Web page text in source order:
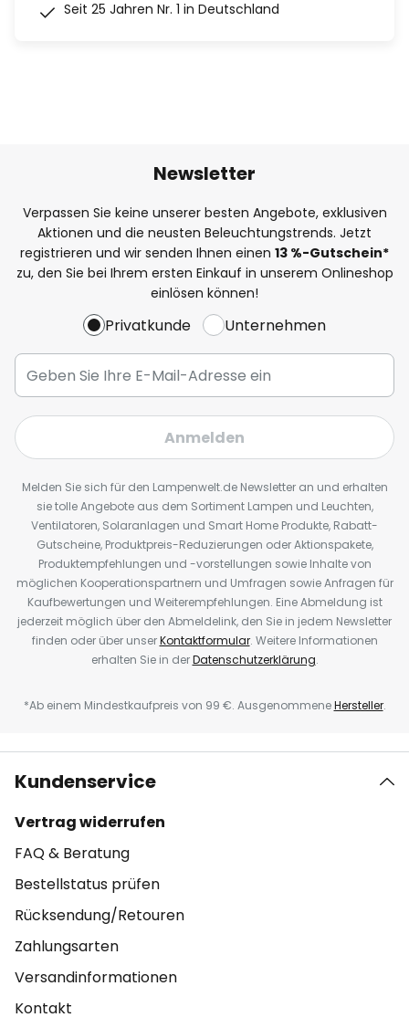
Seit 25 Jahren Nr. 1 in Deutschland
Newsletter
Verpassen Sie keine unserer besten Angebote, exklusiven
Aktionen und die neusten Beleuchtungstrends. Jetzt
registrieren und wir senden Ihnen einen 13 %-Gutschein*
zu, den Sie bei Ihrem ersten Einkauf in unserem Onlineshop
einlösen können!
Privatkunde Unternehmen
Anmelden
Melden Sie sich für den Lampenwelt.de Newsletter an und erhalten
sie tolle Angebote aus dem Sortiment Lampen und Leuchten,
Ventilatoren, Solaranlagen und Smart Home Produkte, Rabatt-
Gutscheine, Produktpreis-Reduzierungen oder Aktionspakete,
Produktempfehlungen und -vorstellungen sowie Inhalte von
möglichen Kooperationspartnern und Umfragen sowie Anfragen für
Kaufbewertungen und Weiterempfehlungen. Eine Abmeldung ist
jederzeit möglich über den Abmeldelink, den Sie in jedem Newsletter
finden oder über unserKontaktformular. Weitere Informationen
erhalten Sie in derDatenschutzerklärung.
*Ab einem Mindestkaufpreis von 99 €. AusgenommeneHersteller.
Kundenservice
Vertrag widerrufen
FAQ & Beratung
Bestellstatus prüfen
Rücksendung/Retouren
Zahlungsarten
Versandinformationen
Kontakt